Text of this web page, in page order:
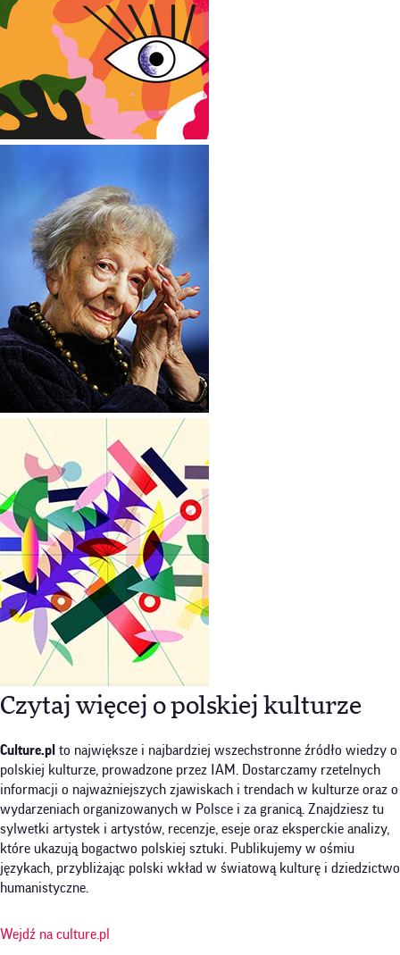
Czytaj więcej o polskiej kulturze
Culture.pl to największe i najbardziej wszechstronne źródło wiedzy o
polskiej kulturze, prowadzone przez IAM. Dostarczamy rzetelnych
informacji o najważniejszych zjawiskach i trendach w kulturze oraz o
wydarzeniach organizowanych w Polsce i za granicą. Znajdziesz tu
sylwetki artystek i artystów, recenzje, eseje oraz eksperckie analizy,
które ukazują bogactwo polskiej sztuki. Publikujemy w ośmiu
językach, przybliżając polski wkład w światową kulturę i dziedzictwo
humanistyczne.
Wejdź na culture.pl